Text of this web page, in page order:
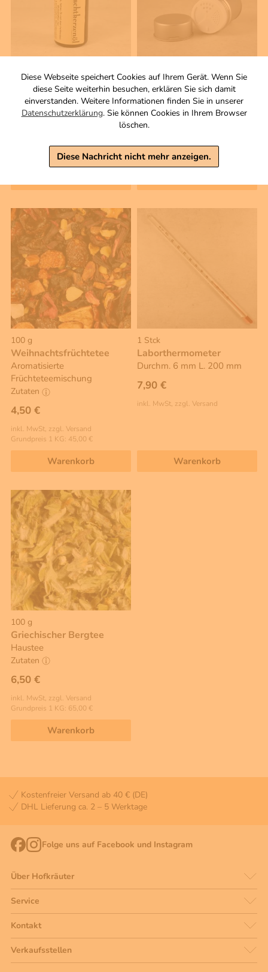
Diese Webseite speichert Cookies auf Ihrem Gerät. Wenn Sie
diese Seite weiterhin besuchen, erklären Sie sich damit
einverstanden. Weitere Informationen finden Sie in unserer
Datenschutzerklärung. Sie können Cookies in Ihrem Browser
löschen.
Diese Nachricht nicht mehr anzeigen.
Nachtkerzenöl
Zutaten
9,90 €
Gewürzdose mit
Streueinsatz
Durchmesser 55 x 75 mm.
Füllmenge: 180 ml
inkl. MwSt, zzgl. Versand
100 g
Weihnachtsfrüchtetee
Aromatisierte
Früchteteemischung
Zutaten
4,50 €
inkl. MwSt, zzgl. Versand
Grundpreis 1 KG: 45,00 €
Warenkorb
1 Stck
Laborthermometer
Durchm. 6 mm L. 200 mm
7,90 €
inkl. MwSt, zzgl. Versand
Warenkorb
100 g
Griechischer Bergtee
Haustee
Zutaten
6,50 €
inkl. MwSt, zzgl. Versand
Grundpreis 1 KG: 65,00 €
Warenkorb
Kostenfreier Versand ab 40 € (DE)
DHL Lieferung ca. 2 – 5 Werktage
Folge uns auf Facebook und Instagram
Über Hofkräuter
Service
Kontakt
Verkaufsstellen